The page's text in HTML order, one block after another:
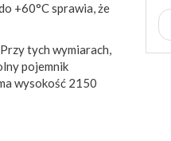
+60°C sprawia, że
tych wymiarach,
pojemnik
wysokość 2150